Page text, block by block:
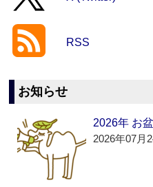
RSS
お知らせ
2026年 お
2026年07月